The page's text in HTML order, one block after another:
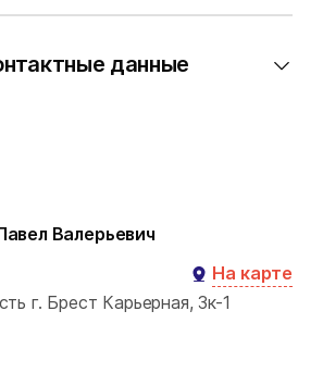
данные
Валерьевич
На карте
г. Брест Карьерная, 3к-1